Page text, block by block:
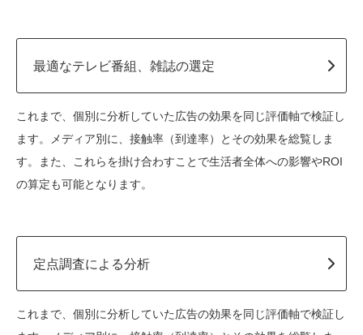
最適なテレビ番組、雑誌の選定
これまで、個別に分析していた広告の効果を同じ評価軸で検証し
ます。メディア別に、接触率（到達率）とその効果を総覧しま
す。また、これらを掛け合わすことで生活者全体への影響やROI
の算定も可能となります。
定点調査による分析
これまで、個別に分析していた広告の効果を同じ評価軸で検証し